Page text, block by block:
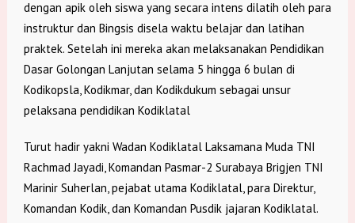
dengan apik oleh siswa yang secara intens dilatih oleh para
instruktur dan Bingsis disela waktu belajar dan latihan
praktek. Setelah ini mereka akan melaksanakan Pendidikan
Dasar Golongan Lanjutan selama 5 hingga 6 bulan di
Kodikopsla, Kodikmar, dan Kodikdukum sebagai unsur
pelaksana pendidikan Kodiklatal
Turut hadir yakni Wadan Kodiklatal Laksamana Muda TNI
Rachmad Jayadi, Komandan Pasmar-2 Surabaya Brigjen TNI
Marinir Suherlan, pejabat utama Kodiklatal, para Direktur,
Komandan Kodik, dan Komandan Pusdik jajaran Kodiklatal.